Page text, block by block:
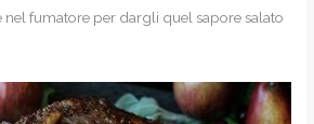
nel fumatore per dargli quel sapore salato